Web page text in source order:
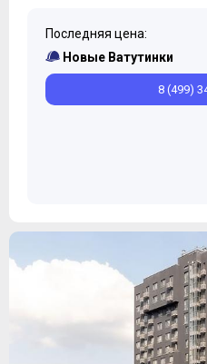
Последняя цена:
Новые Ватутинки
8 (499)